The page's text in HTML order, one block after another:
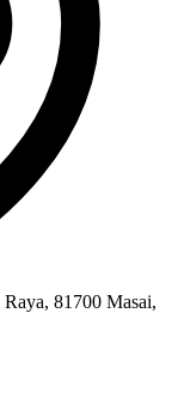
81700 Masai,